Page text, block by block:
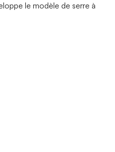
le modèle de serre à